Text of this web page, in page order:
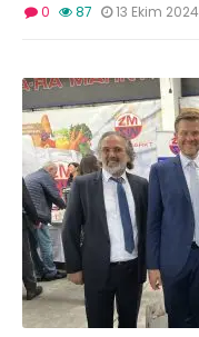
0 87 13 Ekim 2024